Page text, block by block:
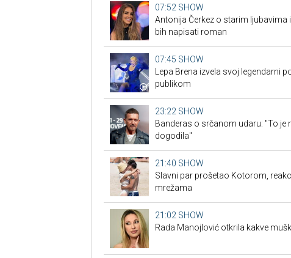
07:52 SHOW
Antonija Čerkez o starim
bih napisati roman
07:45 SHOW
Lepa Brena izvela svoj legendarni
publikom
23:22 SHOW
Banderas o srčanom udaru: "To je
dogodila"
21:40 SHOW
Slavni par prošetao Kotorom,
mrežama
21:02 SHOW
Rada Manojlović otkrila kakve